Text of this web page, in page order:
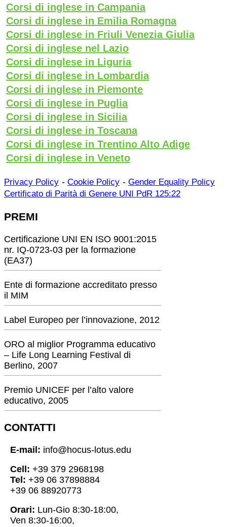
Corsi di inglese in Campania
Corsi di inglese in Emilia Romagna
Corsi di inglese in Friuli Venezia Giulia
Corsi di inglese nel Lazio
Corsi di inglese in Liguria
Corsi di inglese in Lombardia
Corsi di inglese in Piemonte
Corsi di inglese in Puglia
Corsi di inglese in Sicilia
Corsi di inglese in Toscana
Corsi di inglese in Trentino Alto Adige
Corsi di inglese in Veneto
Privacy Policy - Cookie Policy - Gender Equality Policy
Certificato di Parità di Genere UNI PdR 125:22
PREMI
Certificazione UNI EN ISO 9001:2015
nr. IQ-0723-03 per la formazione
(EA37)
Ente di formazione accreditato presso
il MIM
Label Europeo per l’innovazione, 2012
ORO al miglior Programma educativo
– Life Long Learning Festival di
Berlino, 2007
Premio UNICEF per l’alto valore
educativo, 2005
CONTATTI
E-mail: info@hocus-lotus.edu
Cell: +39 379 2968198
Tel: +39 06 37898884
+39 06 88920773
Orari: Lun-Gio 8:30-18:00,
Ven 8:30-16:00,